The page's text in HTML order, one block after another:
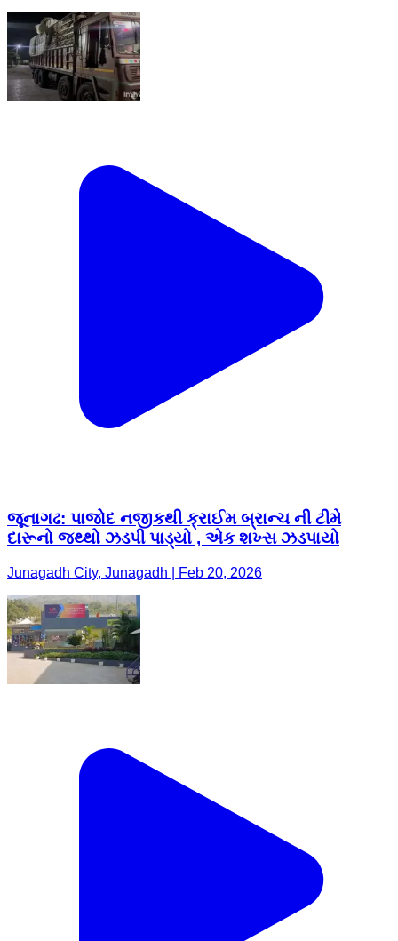
જૂનાગઢ: પાજોદ નજીકથી ક્રાઈમ બ્રાન્ચ ની ટીમે
દારૂનો જથ્થો ઝડપી પાડ્યો , એક શખ્સ ઝડપાયો
Junagadh City, Junagadh | Feb 20, 2026